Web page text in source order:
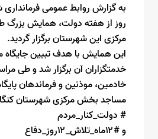
به گزارش روابط عمومی
روز از هفته دولت، همایش بزرگ
مرکزی این شهرستان برگزار گردید.
این همایش با هدف تبیین
خدمتگزاران آن برگزار شد و طی
خادمین، موذنین و فرماندهان
مساجد بخش مرکزی شهرستان
# دولت_کنار_مردم
و #۱۲ماه_تلاش_۱۲روز_دفاع